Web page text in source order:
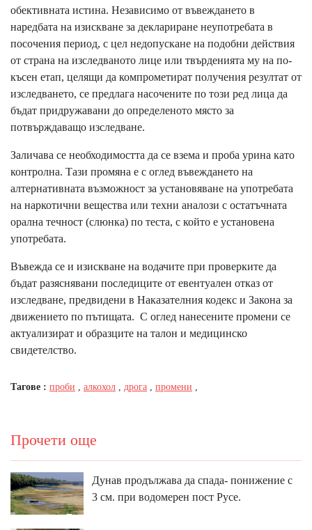
обективната истина. Независимо от въвеждането в
наредбата на изискване за деклариране неупотребата в
посочения период, с цел недопускане на подобни действия
от страна на изследваното лице или твърденията му на по-
късен етап, целящи да компрометират получения резултат от
изследването, се предлага насочените по този ред лица да
бъдат придружавани до определеното място за
потвърждаващо изследване.
Заличава се необходимостта да се взема и проба урина като
контролна. Тази промяна е с оглед въвеждането на
алтернативната възможност за установяване на употребата
на наркотични вещества или техни аналози с остатъчната
орална течност (слюнка) по теста, с който е установена
употребата.
Въвежда се и изискване на водачите при проверките да
бъдат разяснявани последиците от евентуален отказ от
изследване, предвидени в Наказателния кодекс и Закона за
движението по пътищата. С оглед нанесените промени се
актуализират и образците на талон и медицинско
свидетелство.
Тагове : проби алкохол дрога промени
Прочети още
Дунав продължава да спада- понижение с
3 см. при водомерен пост Русе.